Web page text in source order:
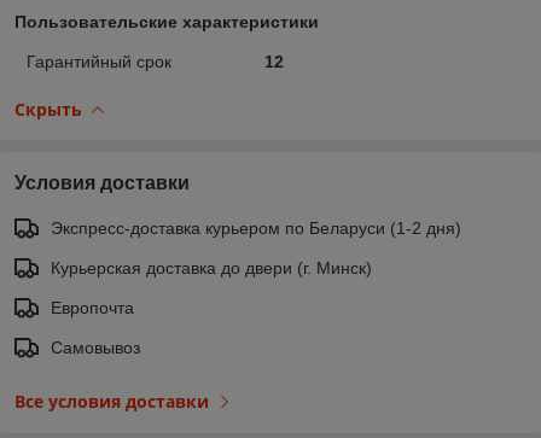
Пользовательские характеристики
Гарантийный срок 12
Скрыть
Условия доставки
Экспресс-доставка курьером по Беларуси (1-2 дня)
Курьерская доставка до двери (г. Минск)
Европочта
Самовывоз
Все условия доставки